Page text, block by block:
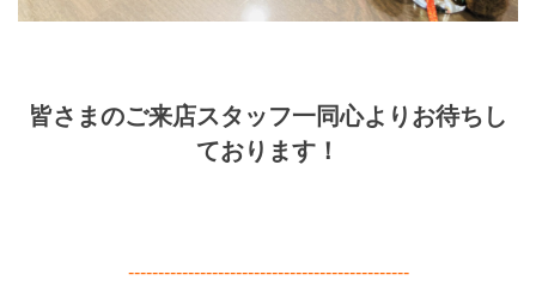
皆さまのご来店スタッフ一同心よりお待ちし
ております！
-----------------------------------------------